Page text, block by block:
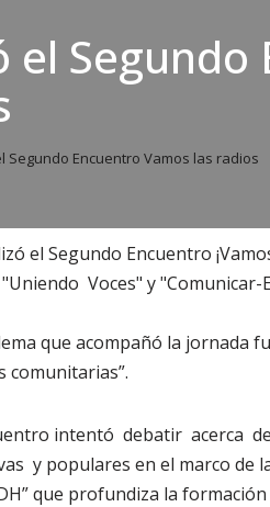
el
Segundo Encuentro Vamos las radios
el Segundo Encuentro
Voces" y "Comunicar-
que acompañó la jornada
comunitarias”.
intentó debatir acerca
y populares en el marco de
que profundiza la